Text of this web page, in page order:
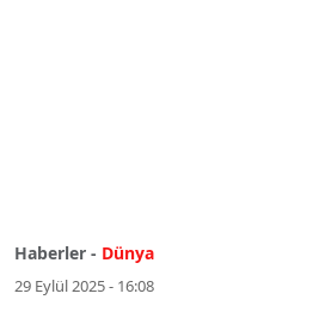
Haberler - Dünya
29 Eylül 2025 - 16:08